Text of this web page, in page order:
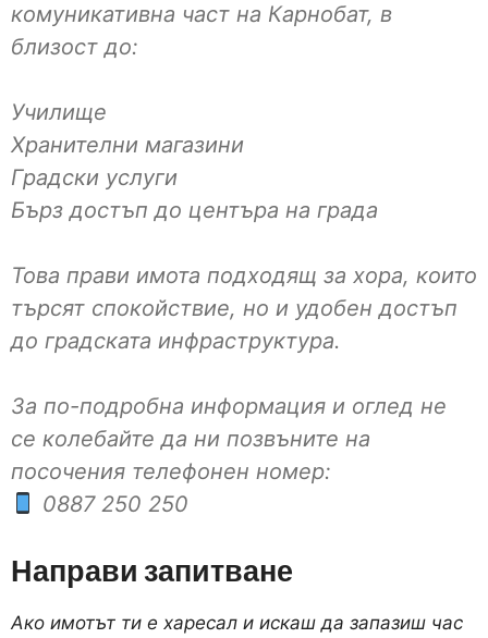
комуникативна част на Карнобат, в
близост до:
Училище
Хранителни магазини
Градски услуги
Бърз достъп до центъра на града
Това прави имота подходящ за хора, които
търсят спокойствие, но и удобен достъп
до градската инфраструктура.
За по-подробна информация и оглед не
се колебайте да ни позвъните на
посочения телефонен номер:
0887 250 250
Направи запитване
Ако имотът ти е харесал и искаш да запазиш час